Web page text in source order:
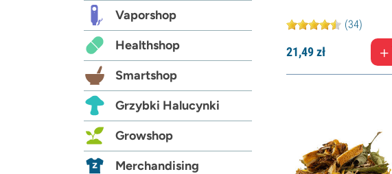
(34)
21,49zł
Vaporshop
Healthshop
Smartshop
Grzybki Halucynki
Growshop
Merchandising